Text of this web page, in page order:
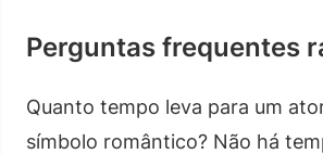
Perguntas frequentes
Quanto tempo leva para um
símbolo romântico? Não há